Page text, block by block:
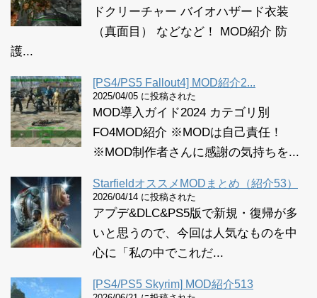
ドクリーチャー バイオハザード衣装
（真面目） などなど！ MOD紹介 防
護...
[PS4/PS5 Fallout4] MOD紹介2...
2025/04/05 に投稿された
MOD導入ガイド2024 カテゴリ別
FO4MOD紹介 ※MODは自己責任！
※MOD制作者さんに感謝の気持ちを...
StarfieldオススメMODまとめ（紹介53）
2026/04/14 に投稿された
アプデ&DLC&PS5版で新規・復帰が多
いと思うので、今回は人気なものを中
心に「私の中でこれだ...
[PS4/PS5 Skyrim] MOD紹介513